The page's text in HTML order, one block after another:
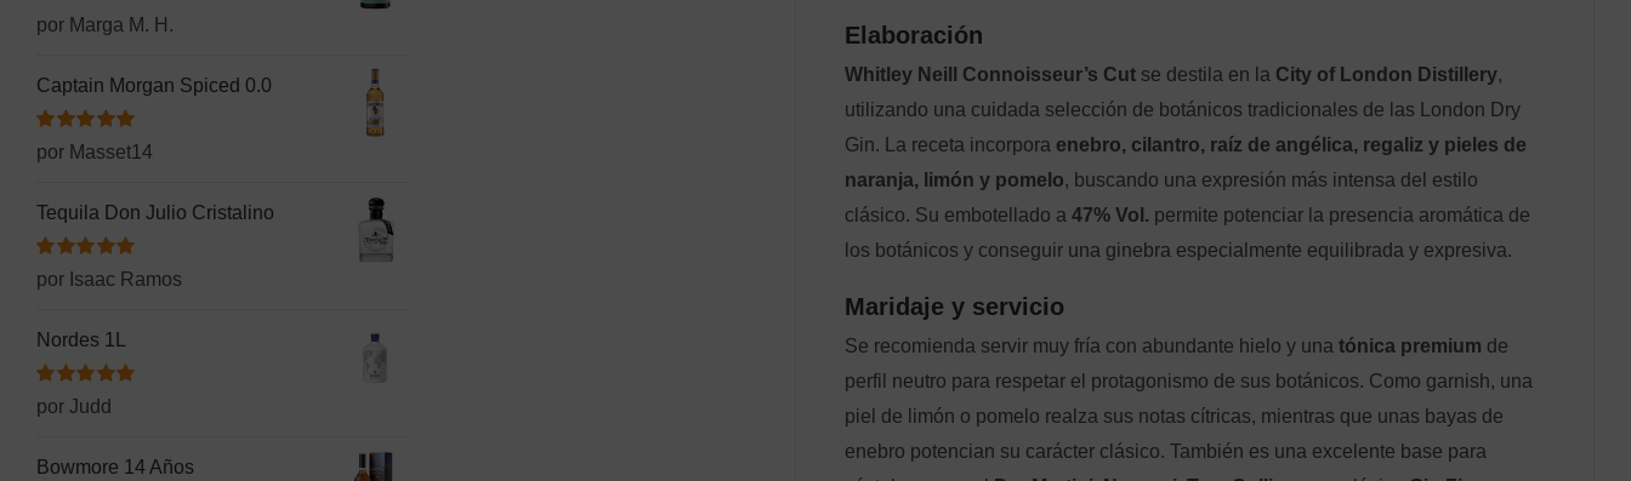
Elaboración
Whitley Neill Connoisseur’s Cut se destila en la City of London Distillery,
utilizando una cuidada selección de botánicos tradicionales de las London Dry
Gin. La receta incorpora enebro, cilantro, raíz de angélica, regaliz y pieles de
naranja, limón y pomelo, buscando una expresión más intensa del estilo
clásico. Su embotellado a47% Vol. permite potenciar la presencia aromática de
los botánicos y conseguir una ginebra especialmente equilibrada y expresiva.
Maridaje y servicio
Se recomienda servir muy fría con abundante hielo y unatónica premium de
perfil neutro para respetar el protagonismo de sus botánicos. Como garnish, una
piel de limón o pomelo realza sus notas cítricas, mientras que unas bayas de
enebro potencian su carácter clásico. También es una excelente base para
Valorado
con
por Marga M. H.
Captain Morgan Spiced 0.0
Valorado
con
por Masset14
Tequila Don Julio Cristalino
Valorado
con
por Isaac Ramos
Nordes 1L
Valorado
con
por Judd
Bowmore 14 Años